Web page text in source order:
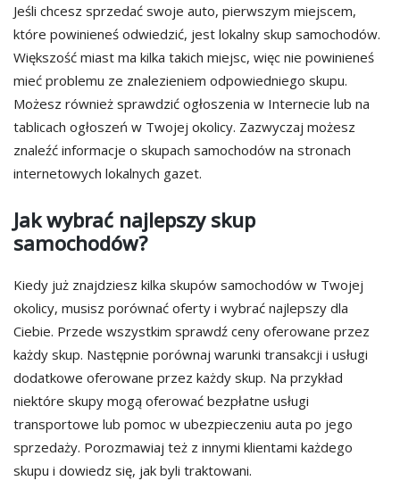
Jeśli chcesz sprzedać swoje auto, pierwszym miejscem,
które powinieneś odwiedzić, jest lokalny skup samochodów.
Większość miast ma kilka takich miejsc, więc nie powinieneś
mieć problemu ze znalezieniem odpowiedniego skupu.
Możesz również sprawdzić ogłoszenia w Internecie lub na
tablicach ogłoszeń w Twojej okolicy. Zazwyczaj możesz
znaleźć informacje o skupach samochodów na stronach
internetowych lokalnych gazet.
Jak wybrać najlepszy skup
samochodów?
Kiedy już znajdziesz kilka skupów samochodów w Twojej
okolicy, musisz porównać oferty i wybrać najlepszy dla
Ciebie. Przede wszystkim sprawdź ceny oferowane przez
każdy skup. Następnie porównaj warunki transakcji i usługi
dodatkowe oferowane przez każdy skup. Na przykład
niektóre skupy mogą oferować bezpłatne usługi
transportowe lub pomoc w ubezpieczeniu auta po jego
sprzedaży. Porozmawiaj też z innymi klientami każdego
skupu i dowiedz się, jak byli traktowani.